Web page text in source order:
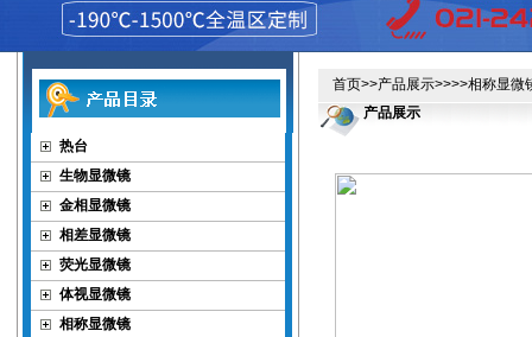
热台
生物显微镜
金相显微镜
相差显微镜
荧光显微镜
体视显微镜
相称显微镜
首页>>产品展示>>>>相称显微
产品展示